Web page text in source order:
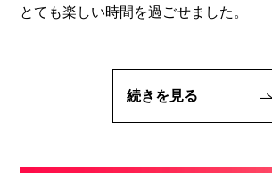
とても楽しい時間を過ごせました。
続きを見る